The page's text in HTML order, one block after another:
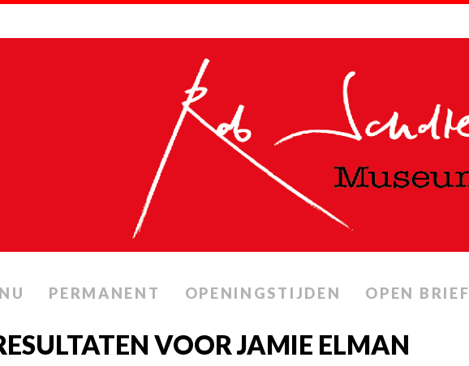
NU PERMANENT OPENINGSTIJDEN OPEN BRIEF
VOOR JAMIE ELMAN